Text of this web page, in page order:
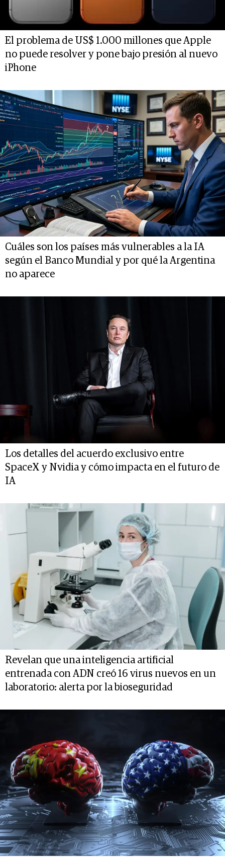
El problema de US$ 1.000 millones que Apple
no puede resolver y pone bajo presión al nuevo
iPhone
Cuáles son los países más vulnerables a la IA
según el Banco Mundial y por qué la Argentina
no aparece
Los detalles del acuerdo exclusivo entre
SpaceX y Nvidia y cómo impacta en el futuro de
IA
Revelan que una inteligencia artificial
entrenada con ADN creó 16 virus nuevos en un
laboratorio: alerta por la bioseguridad